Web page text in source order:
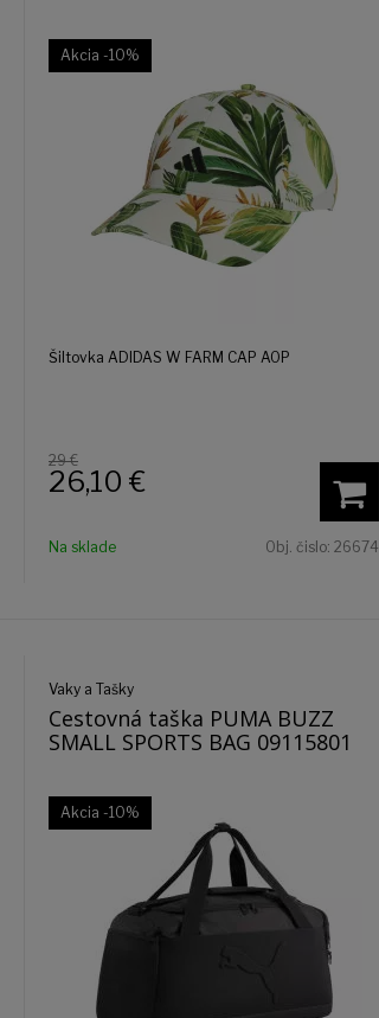
Akcia -10%
Šiltovka ADIDAS W FARM CAP AOP
29 €
26,10 €
Na sklade Obj. čislo: 26674
Vaky a Tašky
Cestovná taška PUMA BUZZ
SMALL SPORTS BAG 09115801
Akcia -10%